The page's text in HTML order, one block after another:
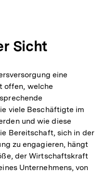
Sicht
eine
offen, welche
viele Beschäftigte im
und wie diese
Bereitschaft, sich in der
zu engagieren, hängt
der Wirtschaftskraft
Unternehmens, von